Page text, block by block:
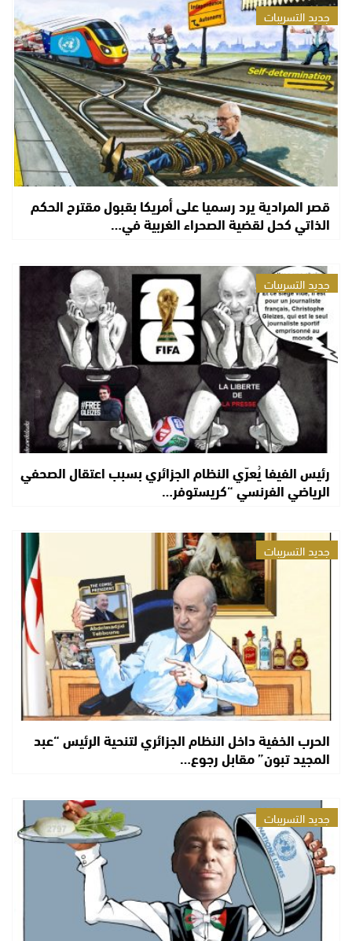
جديد التسريبات
قصر المرادية يرد رسميا على أمريكا بقبول مقترح الحكم
الذاتي كحل لقضية الصحراء الغربية في…
جديد التسريبات
رئيس الفيفا يُعرّي النظام الجزائري بسبب اعتقال الصحفي
الرياضي الفرنسي “كريستوفر…
جديد التسريبات
الحرب الخفية داخل النظام الجزائري لتنحية الرئيس “عبد
المجيد تبون” مقابل رجوع…
جديد التسريبات